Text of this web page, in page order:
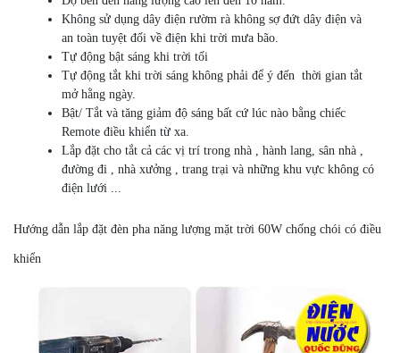
Không sử dụng dây điện rườm rà không sợ đứt dây điện và
an toàn tuyệt đối về điện khi trời mưa bão.
Tự động bật sáng khi trời tối
Tự động tắt khi trời sáng không phải để ý đến thời gian tắt
mở hằng ngày.
Bật/ Tắt và tăng giảm độ sáng bất cứ lúc nào bằng chiếc
Remote điều khiển từ xa.
Lắp đặt cho tắt cả các vị trí trong nhà , hành lang, sân nhà ,
đường đi , nhà xưởng , trang trại và những khu vực không có
điện lưới ...
Hướng dẫn lắp đặt đèn pha năng lượng mặt trời 60W chống chói có điều
khiển